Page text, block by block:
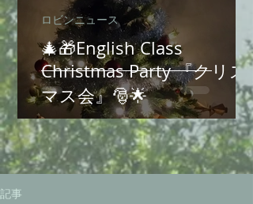
🎄🎁English Class
Christmas Party 『クリス
マス会』🎅🌟
ロビンニュース
記事